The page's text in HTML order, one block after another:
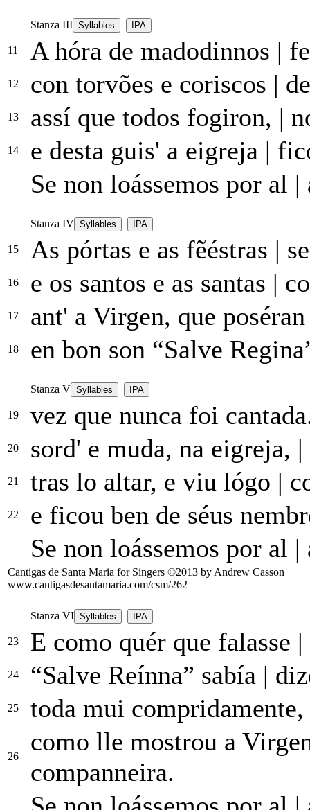
Stanza III Syllables IPA
11 A hóra de madodinnos |
12 con torvões e coriscos |
13 assí que todos fogiron, |
14 e desta guis' a eigreja |
Se non loássemos por al |
Stanza IV Syllables IPA
15 As pórtas e as fẽéstras |
16 e os santos e as santas |
17 ant' a Virgen, que
18 en bon son “Salve
Stanza V Syllables IPA
19 vez que nunca foi
20 sord' e muda, na eigreja, |
21 tras lo altar, e viu lógo |
22
e ficou ben de séus
Se non loássemos por al |
Cantigas de Santa Maria for Singers ©2013 by Andrew Casson
www.cantigasdesantamaria.com/csm/262
Stanza VI Syllables IPA
23 E como quér que falasse |
24 “Salve Reínna” sabía |
25 toda mui compridamente,
26
como lle mostrou a
companneira.